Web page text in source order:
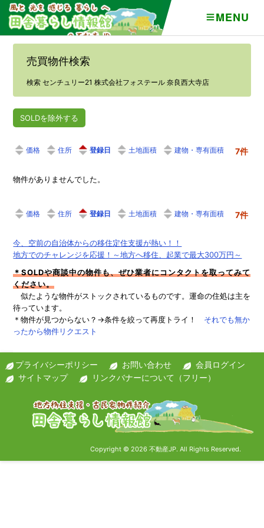
MENU
売買物件検索
検索 センチュリー21 株式会社フォステール 奈良西大寺店
SOLDを除外する
価格 住所 登録日 土地面積 建物・専有面積 7件
物件がありませんでした。
価格 住所 登録日 土地面積 建物・専有面積 7件
今、空前の自治体からの移住定住支援が熱い！！
地方でのチャレンジを応援！～地方へ移住、起業で最大300万円～
＊SOLDや商談中の物件も、ぜひ業者にコンタクトを取ってみて
ください。
似たような物件がストックされているものです。運命の住処は主を
待っています。
＊物件が見つからない？→条件を絞って再度トライ！ それでも無か
ったから物件リクエスト
プライバシーポリシー お問い合わせ
会員ログイン
サイトマップ
リンクバナーについて（フリー）
Copyright © 2026 不動産JP. All Rights Reserved.